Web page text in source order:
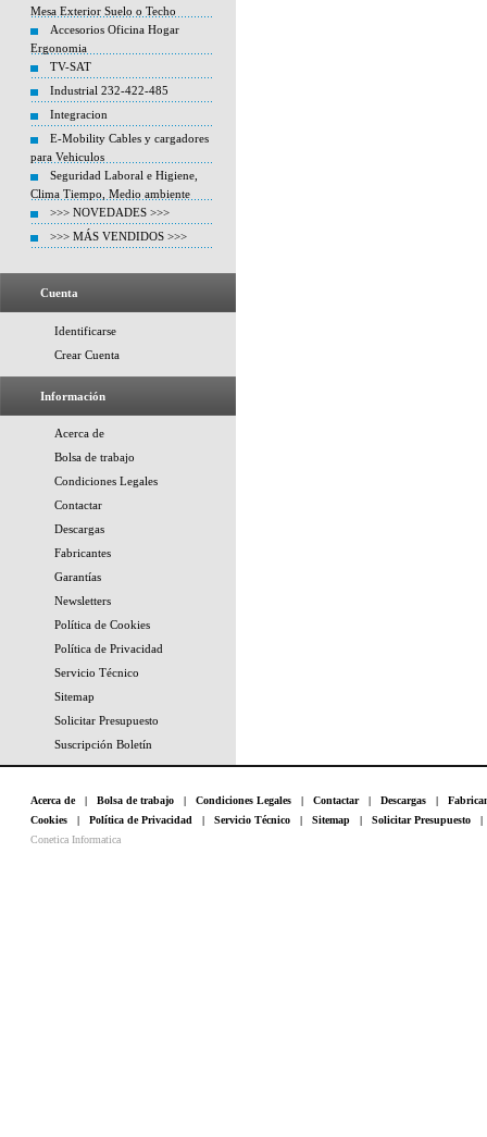
Mesa Exterior Suelo o Techo
Accesorios Oficina Hogar
Ergonomia
TV-SAT
Industrial 232-422-485
Integracion
E-Mobility Cables y cargadores
para Vehiculos
Seguridad Laboral e Higiene,
Clima Tiempo, Medio ambiente
>>> NOVEDADES >>>
>>> MÁS VENDIDOS >>>
Cuenta
Identificarse
Crear Cuenta
Información
Acerca de
Bolsa de trabajo
Condiciones Legales
Contactar
Descargas
Fabricantes
Garantías
Newsletters
Política de Cookies
Política de Privacidad
Servicio Técnico
Sitemap
Solicitar Presupuesto
Suscripción Boletín
Acerca de| Bolsa de trabajo | Condiciones Legales | Contactar| Descargas |
Cookies | Política de Privacidad | Servicio Técnico | Sitemap | Solicitar Presupuesto
Conetica Informatica